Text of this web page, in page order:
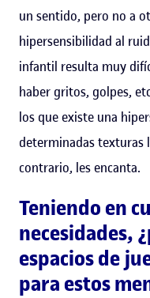
un sentido, pero no a
hipersensibilidad al
infantil resulta muy
haber gritos, golpes,
los que existe una
determinadas texturas
contrario, les encanta.
Teniendo en
necesidades,
espacios de
para estos